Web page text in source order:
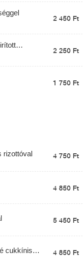
2 450 Ft
2 250 Ft
1 750 Ft
rizottóval 4 750 Ft
4 850 Ft
5 450 Ft
cukkínis
4 850 Ft